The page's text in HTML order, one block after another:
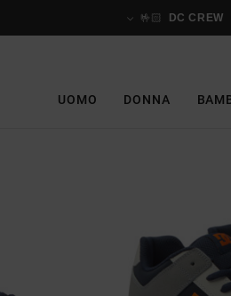
🤟🏻 DC CREW
UOMO DONNA